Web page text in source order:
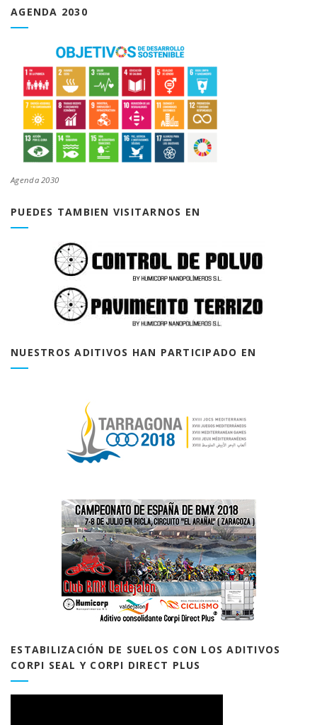
AGENDA 2030
Agenda 2030
PUEDES TAMBIEN VISITARNOS EN
NUESTROS ADITIVOS HAN PARTICIPADO EN
ESTABILIZACIÓN DE SUELOS CON LOS ADITIVOS
CORPI SEAL Y CORPI DIRECT PLUS